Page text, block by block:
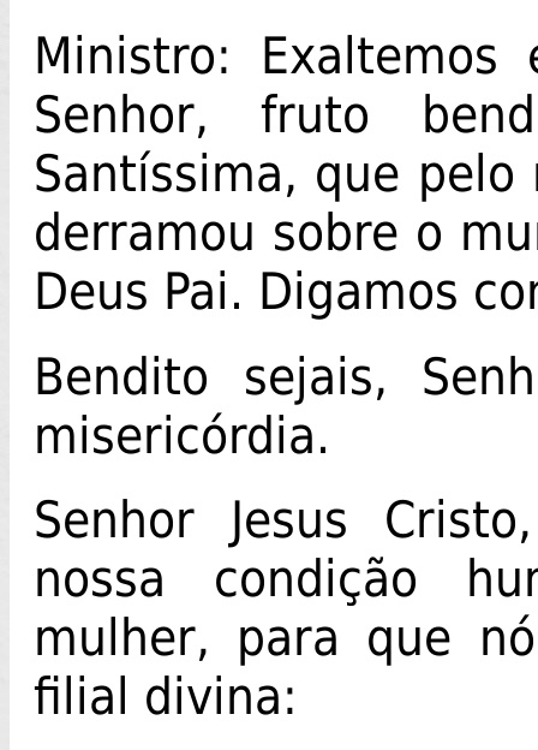
Ministro:
Senhor, fruto
Santíssima, que
derramou sobre o
Deus Pai. Digamos
Bendito sejais,
misericórdia.
Senhor Jesus
nossa condição
mulher, para que
filial divina: